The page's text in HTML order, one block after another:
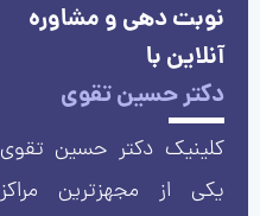
نوبت دهی و مشاوره
آنلاین با
دکتر حسین تقوی
کلینیک دکتر حسین تقوی
یکی از مجهزترین مراکز